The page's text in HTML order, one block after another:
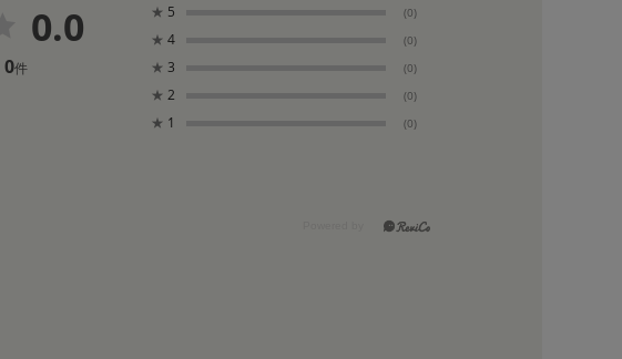
0.0
0件
★ 5 (0)
★ 4 (0)
★ 3 (0)
★ 2 (0)
★ 1 (0)